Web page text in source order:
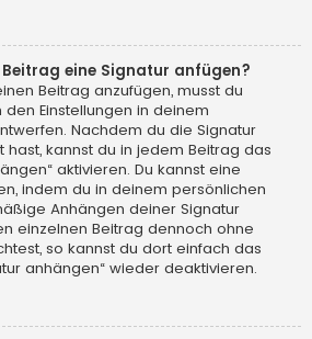
eine Signatur anfügen?
Beitrag anzufügen, musst du
Einstellungen in deinem
Nachdem du die Signatur
kannst du in jedem Beitrag das
aktivieren. Du kannst eine
indem du in deinem persönlichen
Anhängen deiner Signatur
einzelnen Beitrag dennoch ohne
so kannst du dort einfach das
anhängen“ wieder deaktivieren.